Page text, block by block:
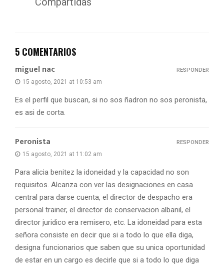
5 COMENTARIOS
miguel nac
15 agosto, 2021 at 10:53 am
Es el perfil que buscan, si no sos ñadron no sos peronista,
es asi de corta.
RESPONDER
Peronista
15 agosto, 2021 at 11:02 am
Para alicia benitez la idoneidad y la capacidad no son
requisitos. Alcanza con ver las designaciones en casa
central para darse cuenta, el director de despacho era
personal trainer, el director de conservacion albanil, el
director juridico era remisero, etc. La idoneidad para esta
señora consiste en decir que si a todo lo que ella diga,
designa funcionarios que saben que su unica oportunidad
de estar en un cargo es decirle que si a todo lo que diga
RESPONDER